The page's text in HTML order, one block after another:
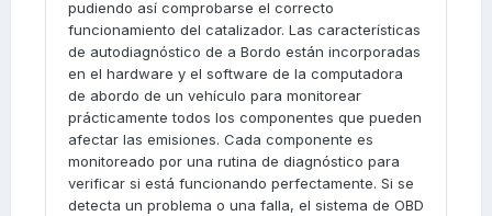
pudiendo así comprobarse el correcto
funcionamiento del catalizador. Las características
de autodiagnóstico de a Bordo están incorporadas
en el hardware y el software de la computadora
de abordo de un vehículo para monitorear
prácticamente todos los componentes que pueden
afectar las emisiones. Cada componente es
monitoreado por una rutina de diagnóstico para
verificar si está funcionando perfectamente. Si se
detecta un problema o una falla, el sistema de OBD